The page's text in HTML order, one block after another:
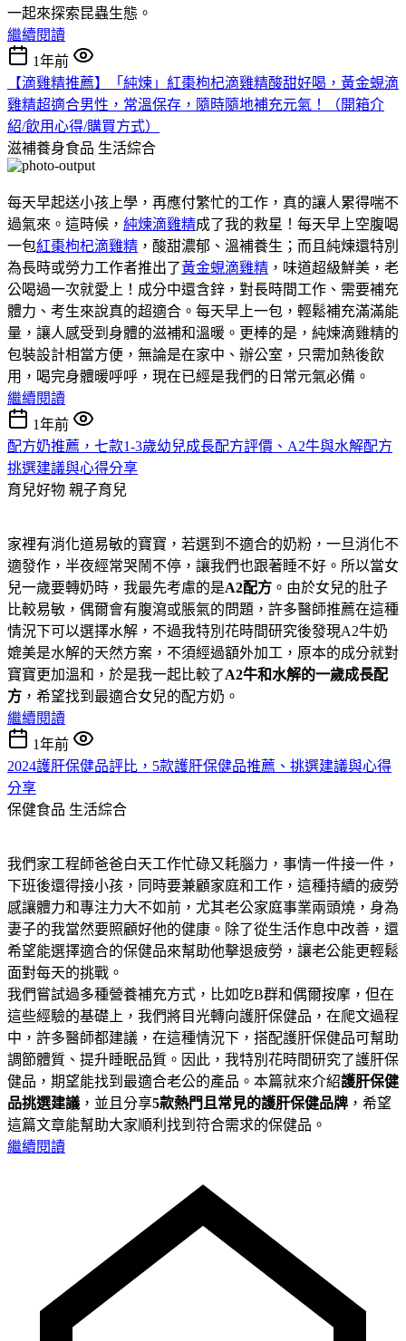
一起來探索昆蟲生態。
繼續閱讀
1年前
【滴雞精推薦】「純煉」紅棗枸杞滴雞精酸甜好喝，黃金蜆滴
雞精超適合男性，常溫保存，隨時隨地補充元氣！（開箱介
紹/飲用心得/購買方式）
滋補養身食品 生活綜合
每天早起送小孩上學，再應付繁忙的工作，真的讓人累得喘不
過氣來。這時候， 純煉滴雞精成了我的救星！每天早上空腹喝
一包紅棗枸杞滴雞精 ，酸甜濃郁、溫補養生；而且純煉還特別
為長時或勞力工作者推出了黃金蜆滴雞精 ，味道超級鮮美，老
公喝過一次就愛上！成分中還含鋅，對長時間工作、需要補充
體力、考生來說真的超適合。每天早上一包，輕鬆補充滿滿能
量，讓人感受到身體的滋補和溫暖。更棒的是，純煉滴雞精的
包裝設計相當方便，無論是在家中、辦公室，只需加熱後飲
用，喝完身體暖呼呼，現在已經是我們的日常元氣必備。
繼續閱讀
1年前
配方奶推薦，七款1-3歲幼兒成長配方評價、A2牛與水解配方
挑選建議與心得分享
育兒好物 親子育兒
家裡有消化道易敏的寶寶，若選到不適合的奶粉，一旦消化不
適發作，半夜經常哭鬧不停，讓我們也跟著睡不好。所以當女
兒一歲要轉奶時，我最先考慮的是A2配方 。由於女兒的肚子
比較易敏，偶爾會有腹瀉或脹氣的問題，許多醫師推薦在這種
情況下可以選擇水解，不過我特別花時間研究後發現A2牛奶
媲美是水解的天然方案，不須經過額外加工，原本的成分就對
寶寶更加溫和，於是我一起比較了A2牛和水解的一歲成長配
方 ，希望找到最適合女兒的配方奶。
繼續閱讀
1年前
2024護肝保健品評比，5款護肝保健品推薦、挑選建議與心得
分享
保健食品 生活綜合
我們家工程師爸爸白天工作忙碌又耗腦力，事情一件接一件，
下班後還得接小孩，同時要兼顧家庭和工作，這種持續的疲勞
感讓體力和專注力大不如前，尤其老公家庭事業兩頭燒，身為
妻子的我當然要照顧好他的健康。除了從生活作息中改善，還
希望能選擇適合的保健品來幫助他擊退疲勞，讓老公能更輕鬆
面對每天的挑戰。
我們嘗試過多種營養補充方式，比如吃B群和偶爾按摩，但在
這些經驗的基礎上，我們將目光轉向護肝保健品，在爬文過程
中，許多醫師都建議，在這種情況下，搭配護肝保健品可幫助
調節體質、提升睡眠品質。因此，我特別花時間研究了護肝保
健品，期望能找到最適合老公的產品。本篇就來介紹護肝保健
品挑選建議 ，並且分享5款熱門且常見的護肝保健品牌 ，希望
這篇文章能幫助大家順利找到符合需求的保健品。
繼續閱讀